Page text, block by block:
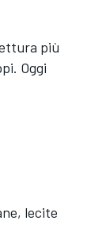
più
Oggi
lecite